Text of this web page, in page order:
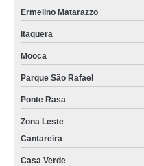
Ermelino Matarazzo
Itaquera
Mooca
Parque São Rafael
Ponte Rasa
Zona Leste
Cantareira
Casa Verde